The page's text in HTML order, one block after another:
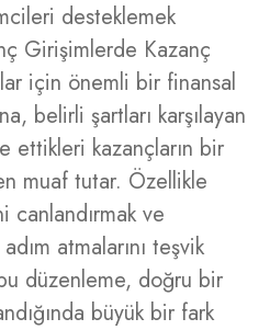
desteklemek
Girişimlerde Kazanç
için önemli bir finansal
belirli şartları karşılayan
ettikleri kazançların bir
muaf tutar. Özellikle
canlandırmak ve
atmalarını teşvik
düzenleme, doğru bir
büyük bir fark